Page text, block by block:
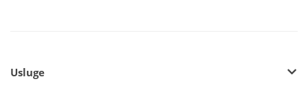
Usluge